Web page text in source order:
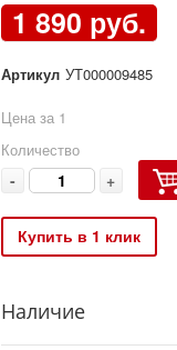
1 890 руб.
Артикул УТ000009485
Цена за 1
Количество
- +
Купить в 1 клик
Наличие